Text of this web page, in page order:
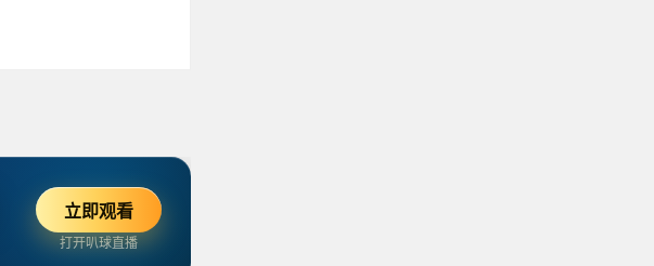
立即观看
打开叭球直播